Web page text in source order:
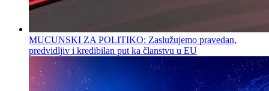
MUCUNSKI ZA POLITIKO: Zaslužujemo pravedan,
predvidljiv i kredibilan put ka članstvu u EU